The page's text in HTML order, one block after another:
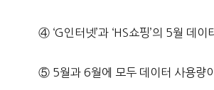
④ ‘G인터넷’과 ‘HS쇼핑’의 5월 데
⑤ 5월과 6월에 모두 데이터 사용량